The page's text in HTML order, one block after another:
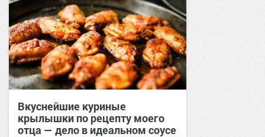
Вкуснейшие куриные
крылышки по рецепту моего
отца — дело в идеальном соусе